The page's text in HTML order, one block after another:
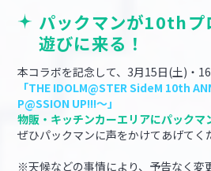
パックマンが10thプ
遊びに来る！
本コラボを記念して、3月15日(土)・
「THE IDOLM@STER SideM 10th
P@SSION UP!!!～」
物販・キッチンカーエリアにパックマ
ぜひパックマンに声をかけてあげてく
※天候などの事情により、予告なく変